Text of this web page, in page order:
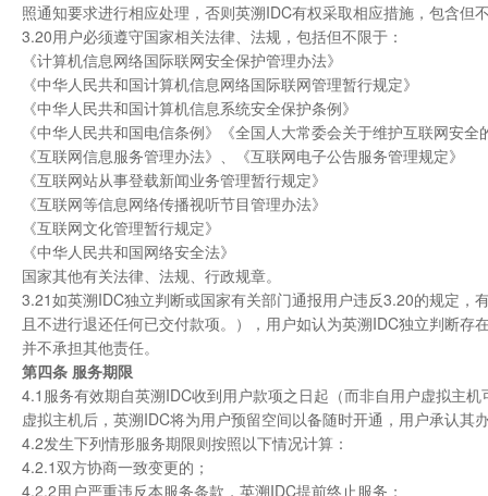
照通知要求进行相应处理，否则英溯IDC有权采取相应措施，包含
3.20用户必须遵守国家相关法律、法规，包括但不限于：
《计算机信息网络国际联网安全保护管理办法》
《中华人民共和国计算机信息网络国际联网管理暂行规定》
《中华人民共和国计算机信息系统安全保护条例》
《中华人民共和国电信条例》《全国人大常委会关于维护互联网安全
《互联网信息服务管理办法》、《互联网电子公告服务管理规定》
《互联网站从事登载新闻业务管理暂行规定》
《互联网等信息网络传播视听节目管理办法》
《互联网文化管理暂行规定》
《中华人民共和国网络安全法》
国家其他有关法律、法规、行政规章。
3.21如英溯IDC独立判断或国家有关部门通报用户违反3.20的规定
且不进行退还任何已交付款项。），用户如认为英溯IDC独立判断
并不承担其他责任。
第四条 服务期限
4.1服务有效期自英溯IDC收到用户款项之日起（而非自用户虚拟主
虚拟主机后，英溯IDC将为用户预留空间以备随时开通，用户承认
4.2发生下列情形服务期限则按照以下情况计算：
4.2.1双方协商一致变更的；
4.2.2用户严重违反本服务条款，英溯IDC提前终止服务；